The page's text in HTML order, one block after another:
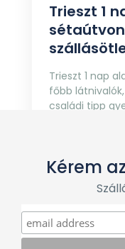
Trieszt 1
Trieszt 1 nap
főbb
családi tipp
Kérem